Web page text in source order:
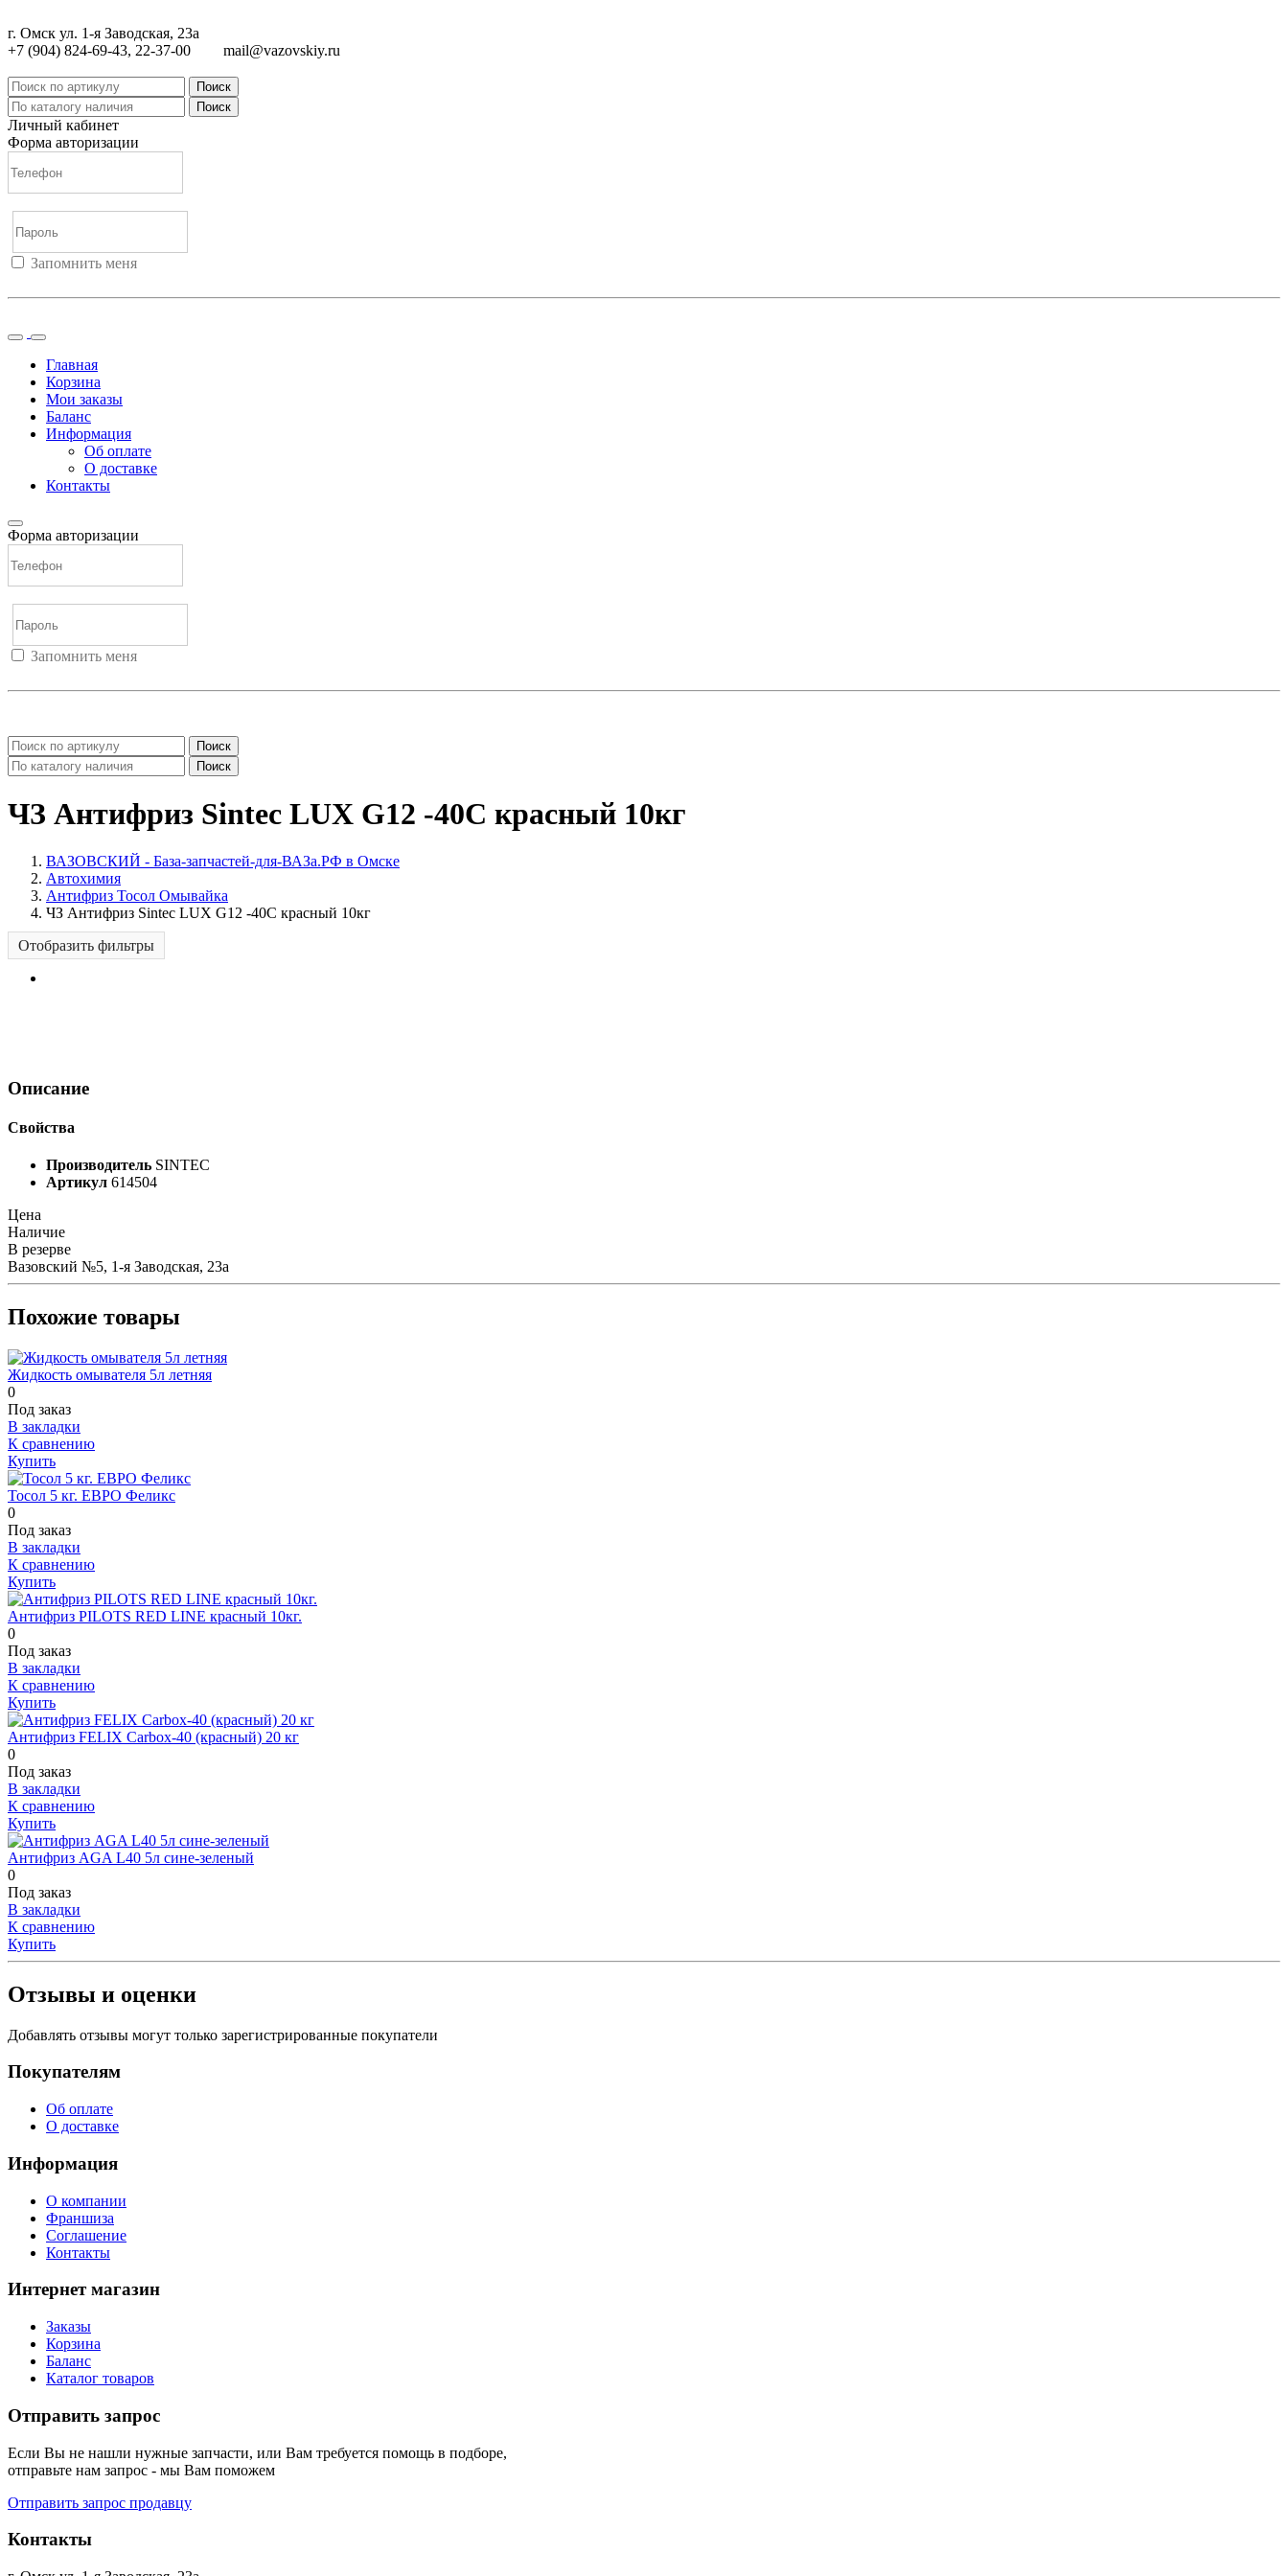
г. Омск ул. 1-я Заводская, 23а
+7 (904) 824-69-43, 22-37-00
mail@vazovskiy.ru
Поиск
Поиск
Личный кабинет
Форма авторизации
Запомнить меня
Главная
Корзина
Мои заказы
Баланс
Информация
Об оплате
О доставке
Контакты
Форма авторизации
Запомнить меня
Поиск
Поиск
ЧЗ Антифриз Sintec LUX G12 -40C красный 10кг
ВАЗОВСКИЙ - База-запчастей-для-ВАЗа.РФ в Омске
Автохимия
Антифриз Тосол Омывайка
ЧЗ Антифриз Sintec LUX G12 -40C красный 10кг
Отобразить фильтры
Описание
Свойства
Производитель SINTEC
Артикул 614504
Цена
Наличие
В резерве
Вазовский №5, 1-я Заводская, 23а
Похожие товары
Жидкость омывателя 5л летняя
0
Под заказ
В закладки
К сравнению
Купить
Тосол 5 кг. ЕВРО Феликс
0
Под заказ
В закладки
К сравнению
Купить
Антифриз PILOTS RED LINE красный 10кг.
0
Под заказ
В закладки
К сравнению
Купить
Антифриз FELIX Carbox-40 (красный) 20 кг
0
Под заказ
В закладки
К сравнению
Купить
Антифриз AGA L40 5л сине-зеленый
0
Под заказ
В закладки
К сравнению
Купить
Отзывы и оценки
Добавлять отзывы могут только зарегистрированные покупатели
Покупателям
Об оплате
О доставке
Информация
О компании
Франшиза
Соглашение
Контакты
Интернет магазин
Заказы
Корзина
Баланс
Каталог товаров
Отправить запрос
Если Вы не нашли нужные запчасти, или Вам требуется помощь в подборе,
отправьте нам запрос - мы Вам поможем
Отправить запрос продавцу
Контакты